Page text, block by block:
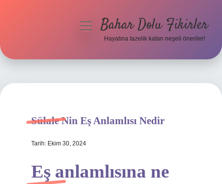
Hakkımızda
menüyüBahar Dolu Fikirler
Hayatına tazelik katan neşeli öneriler!
Sülale Nin Eş Anlamlısı Nedir
Tarih: Ekim 30, 2024
Eş anlamlısına ne